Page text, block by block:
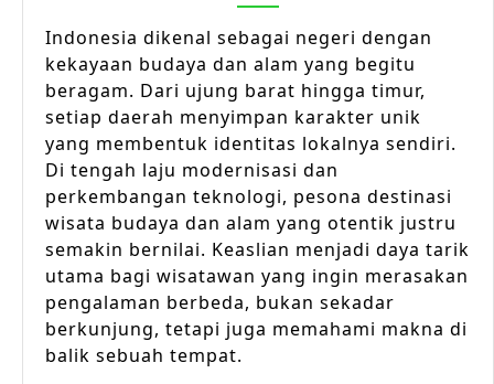
Indonesia dikenal sebagai negeri dengan
kekayaan budaya dan alam yang begitu
beragam. Dari ujung barat hingga timur,
setiap daerah menyimpan karakter unik
yang membentuk identitas lokalnya sendiri.
Di tengah laju modernisasi dan
perkembangan teknologi, pesona destinasi
wisata budaya dan alam yang otentik justru
semakin bernilai. Keaslian menjadi daya tarik
utama bagi wisatawan yang ingin merasakan
pengalaman berbeda, bukan sekadar
berkunjung, tetapi juga memahami makna di
balik sebuah tempat.